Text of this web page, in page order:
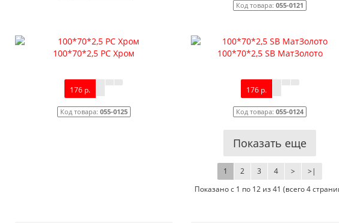
Код товара:055-0121
100*70*2,5 PC Хром
176 р.
Код товара: 055-0125
100*70*2,5 SB МатЗолото
176 р.
Код товара:055-0124
Показать еще
1 2 3 4 > >|
Показано с 1 по 12 из 41 (всего 4